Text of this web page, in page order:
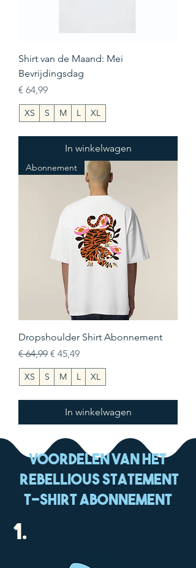
Shirt van de Maand: Mei
Bevrijdingsdag
Prijs
€ 64,99
XS S M L XL
In winkelwagen
Abonnement
Dropshoulder Shirt Abonnement
Normale prijs
€ 64,99 Verkoopprijs
€ 45,49
XS S M L XL
In winkelwagen
voordelen van het
rebellious statement
t-shirt abonnement
1.